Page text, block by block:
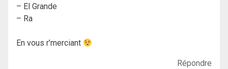
– El Grande
– Ra
En vous r’merciant
Répondre